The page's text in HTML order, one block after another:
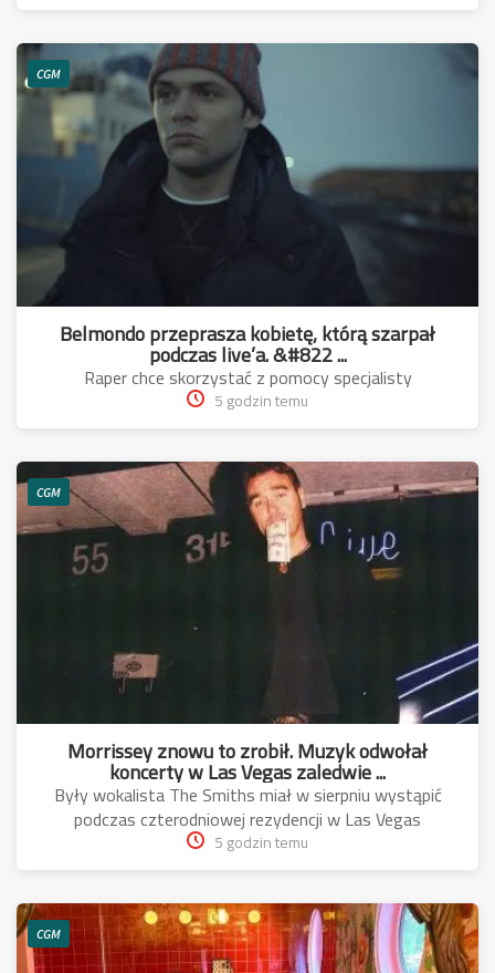
CGM
Belmondo przeprasza kobietę, którą szarpał
podczas live’a. &#822 ...
Raper chce skorzystać z pomocy specjalisty
5 godzin temu
CGM
Morrissey znowu to zrobił. Muzyk odwołał
koncerty w Las Vegas zaledwie ...
Były wokalista The Smiths miał w sierpniu wystąpić
podczas czterodniowej rezydencji w Las Vegas
5 godzin temu
CGM